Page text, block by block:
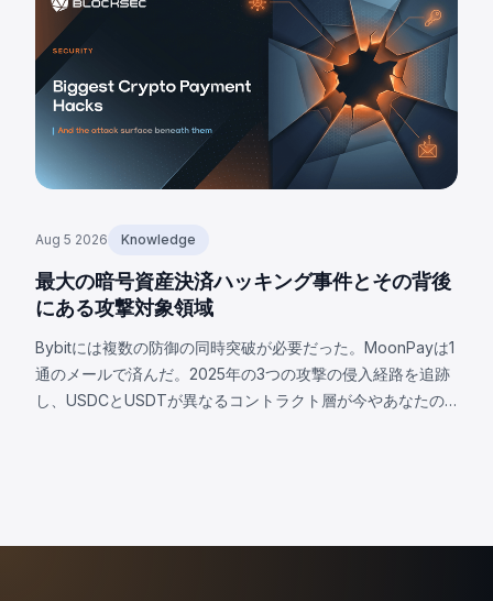
Aug 5 2026 Knowledge
最大の暗号資産決済ハッキング事件とその背後
にある攻撃対象領域
Bybitには複数の防御の同時突破が必要だった。MoonPayは1
通のメールで済んだ。2025年の3つの攻撃の侵入経路を追跡
し、USDCとUSDTが異なるコントラクト層が今やあなたの